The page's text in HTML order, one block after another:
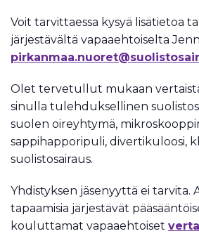
Voit tarvittaessa kysyä lisätietoa
järjestävältä vapaaehtoiselta
Olet tervetullut mukaan
sinulla tulehduksellinen
suolen oireyhtymä,
sappihapporipuli, divertikuloosi,
suolistosairaus.
Yhdistyksen jäsenyyttä ei tarvita.
tapaamisia järjestävät
kouluttamat vapaaehtoiset